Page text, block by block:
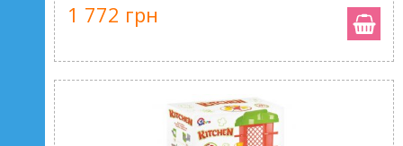
1 772 грн